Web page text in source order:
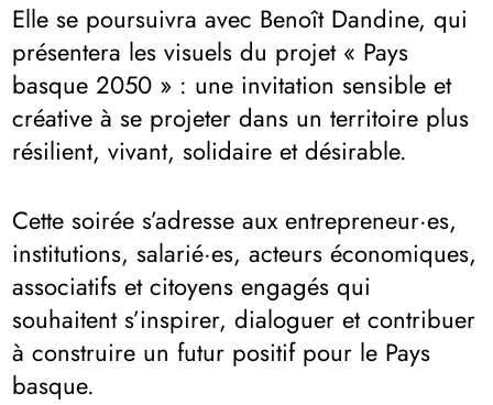
Elle se poursuivra avec Benoît Dandine, qui
présentera les visuels du projet « Pays
basque 2050 » : une invitation sensible et
créative à se projeter dans un territoire plus
résilient, vivant, solidaire et désirable.
Cette soirée s’adresse aux entrepreneur·es,
institutions, salarié·es, acteurs économiques,
associatifs et citoyens engagés qui
souhaitent s’inspirer, dialoguer et contribuer
à construire un futur positif pour le Pays
basque.